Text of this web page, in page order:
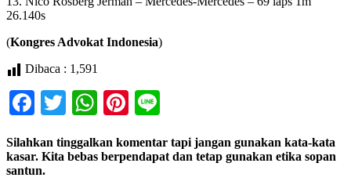
26.140s
(Kongres Advokat Indonesia)
Dibaca : 1,591
Facebook
TwitterWhatsApp
Pinterest
Silahkan tinggalkan komentar tapi jangan gunakan kata-kata
kasar. Kita bebas berpendapat dan tetap gunakan etika sopan
santun.